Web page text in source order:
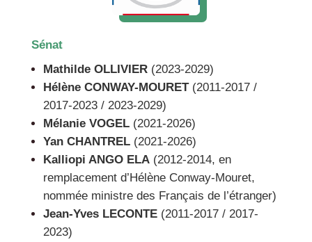
Sénat
Mathilde OLLIVIER (2023-2029)
Hélène CONWAY-MOURET (2011-2017 /
2017-2023 / 2023-2029)
Mélanie VOGEL (2021-2026)
Yan CHANTREL (2021-2026)
Kalliopi ANGO ELA(2012-2014, en
remplacement d’Hélène Conway-Mouret,
nommée ministre des Français de l’étranger)
Jean-Yves LECONTE (2011-2017 / 2017-
2023)